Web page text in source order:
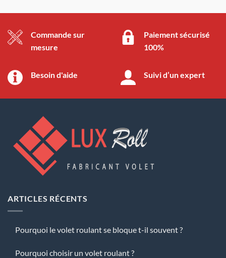
Commande sur
mesure
Paiement sécurisé
100%
Besoin d'aide Suivi d’un expert
ARTICLES RÉCENTS
Pourquoi le volet roulant se bloque t-il souvent ?
Pourquoi choisir un volet roulant ?